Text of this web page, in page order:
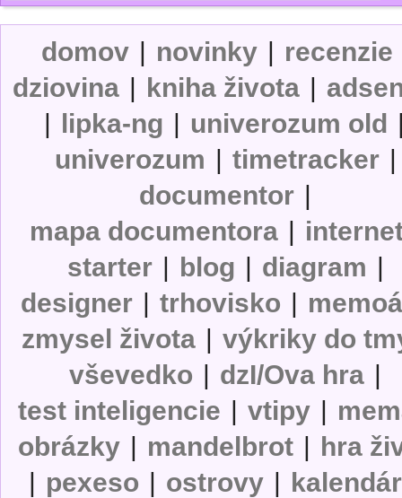
domov | novinky | recenzie
dziovina | kniha života |
| lipka-ng | univerozum old
univerozum | timetracker |
documentor |
mapa documentora |
starter | blog | diagram |
designer | trhovisko |
zmysel života | výkriky do
vševedko | dzI/Ova hra |
test inteligencie | vtipy |
obrázky | mandelbrot | hra
| pexeso | ostrovy | kalendár